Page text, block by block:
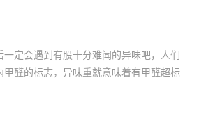
定会遇到有股十分难闻的异味吧，人们
醛的标志，异味重就意味着有甲醛超标